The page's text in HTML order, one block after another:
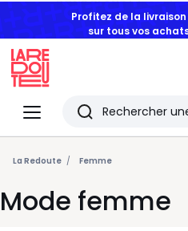
Profitez de la
sur tous vos
Menu
Redoute
Rechercher
Les
derniers
articles
consultés
La Redoute Femme
Mode femme